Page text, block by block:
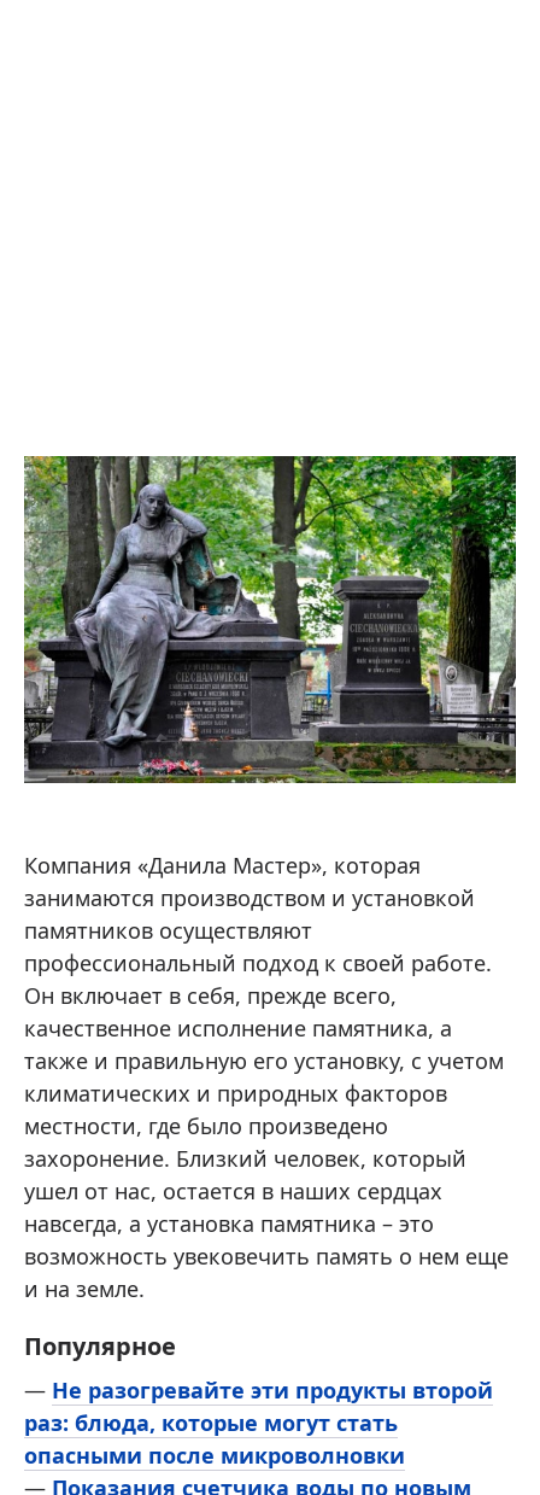
Компания «Данила Мастер», которая
занимаются производством и установкой
памятников осуществляют
профессиональный подход к своей работе.
Он включает в себя, прежде всего,
качественное исполнение памятника, а
также и правильную его установку, с учетом
климатических и природных факторов
местности, где было произведено
захоронение. Близкий человек, который
ушел от нас, остается в наших сердцах
навсегда, а установка памятника – это
возможность увековечить память о нем еще
и на земле.
Популярное
— Не разогревайте эти продукты второй
раз: блюда, которые могут стать
опасными после микроволновки
— Показания счетчика воды по новым